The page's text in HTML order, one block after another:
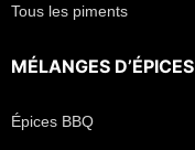
Tous les piments
MÉLANGES D’ÉPICES
Épices BBQ